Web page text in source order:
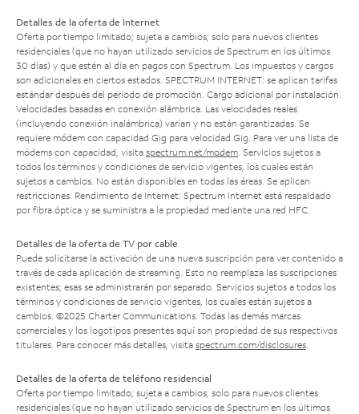
Detalles de la oferta de Internet
Oferta por tiempo limitado; sujeta a cambios; solo para nuevos clientes
residenciales (que no hayan utilizado servicios de Spectrum en los últimos
30 días) y que estén al día en pagos con Spectrum. Los impuestos y cargos
son adicionales en ciertos estados. SPECTRUM INTERNET: se aplican tarifas
estándar después del período de promoción. Cargo adicional por instalación.
Velocidades basadas en conexión alámbrica. Las velocidades reales
(incluyendo conexión inalámbrica) varían y no están garantizadas. Se
requiere módem con capacidad Gig para velocidad Gig. Para ver una lista de
módems con capacidad, visita spectrum.net/modem . Servicios sujetos a
todos los términos y condiciones de servicio vigentes, los cuales están
sujetos a cambios. No están disponibles en todas las áreas. Se aplican
restricciones. Rendimiento de Internet: Spectrum Internet está respaldado
por fibra óptica y se suministra a la propiedad mediante una red HFC.
Detalles de la oferta de TV por cable
Puede solicitarse la activación de una nueva suscripción para ver contenido a
través de cada aplicación de streaming. Esto no reemplaza las suscripciones
existentes; esas se administrarán por separado. Servicios sujetos a todos los
términos y condiciones de servicio vigentes, los cuales están sujetos a
cambios. ©2025 Charter Communications. Todas las demás marcas
comerciales y los logotipos presentes aquí son propiedad de sus respectivos
titulares. Para conocer más detalles, visita spectrum.com/disclosures
Detalles de la oferta de teléfono residencial
Oferta por tiempo limitado; sujeta a cambios; solo para nuevos clientes
residenciales (que no hayan utilizado servicios de Spectrum en los últimos